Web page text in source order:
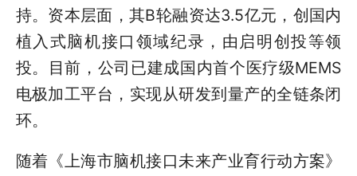
持。资本层面，其B轮融资达3.5亿元，创国内
植入式脑机接口领域纪录，由启明创投等领
投。目前，公司已建成国内首个医疗级MEMS
电极加工平台，实现从研发到量产的全链条闭
环。
随着《上海市脑机接口未来产业育行动方案》